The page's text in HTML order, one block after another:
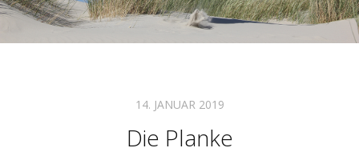
14. JANUAR 2019
Die Planke